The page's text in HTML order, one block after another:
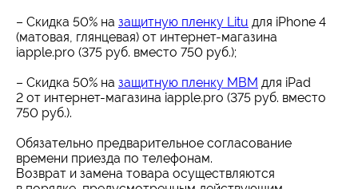
– Скидка 50% на защитную пленку Litu для iPhone 4
(матовая, глянцевая) от интернет-магазина
iapple.pro (375 руб. вместо 750 руб.);
– Скидка 50% на защитную пленку MBM для iPad
2 от интернет-магазина iapple.pro (375 руб. вместо
750 руб.).
Обязательно предварительное согласование
времени приезда по телефонам.
Возврат и замена товара осуществляются